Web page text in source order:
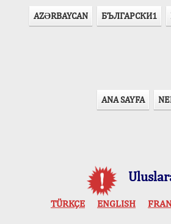
AZӘRBAYCAN БЪЛГАРСКИ1
ANA SAYFA
TÜRKÇE ENGLISH